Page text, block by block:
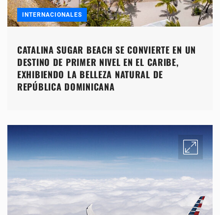
INTERNACIONALES
CATALINA SUGAR BEACH SE CONVIERTE EN UN
DESTINO DE PRIMER NIVEL EN EL CARIBE,
EXHIBIENDO LA BELLEZA NATURAL DE
REPÚBLICA DOMINICANA